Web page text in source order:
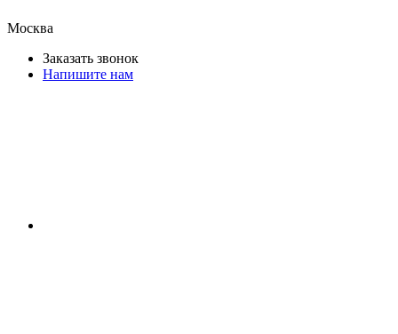
Москва
Заказать звонок
Напишите нам